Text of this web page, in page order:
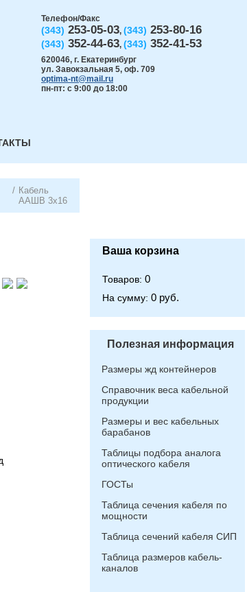
Телефон/Факс
(343) 253-05-03, (343) 253-80-16
(343) 352-44-63, (343) 352-41-53
620046, г. Екатеринбург
ул. Завокзальная 5, оф. 709
optima-nt@mail.ru
пн-пт: с 9:00 до 18:00
/ Кабель
ААШВ 3х16
Ваша корзина
Товаров: 0
На сумму: 0 руб.
Полезная информация
Размеры жд контейнеров
Справочник веса кабельной
продукции
Размеры и вес кабельных
барабанов
Таблицы подбора аналога
оптического кабеля
ГОСТы
Таблица сечения кабеля по
мощности
Таблица сечений кабеля СИП
Таблица размеров кабель-
каналов